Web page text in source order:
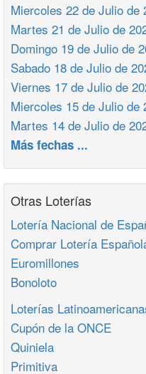
Miercoles 22 de Julio de
Martes 21 de Julio de
Domingo 19 de Julio de
Sabado 18 de Julio de
Viernes 17 de Julio de
Miercoles 15 de Julio de
Martes 14 de Julio de
Más fechas ...
Otras Loterías
Lotería Nacional de
Comprar Lotería
Euromillones
Bonoloto
Loterías
Cupón de la ONCE
Quiniela
Primitiva